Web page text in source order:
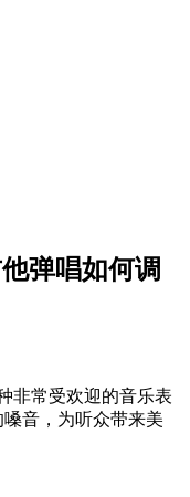
弹唱如何调
非常受欢迎的音乐表
音，为听众带来美